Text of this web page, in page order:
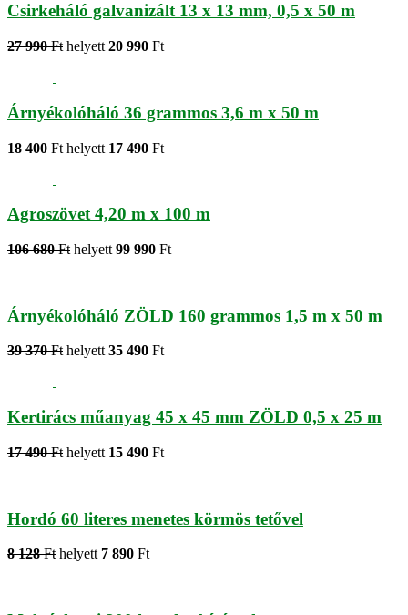
Csirkeháló galvanizált 13 x 13 mm, 0,5 x 50 m
27 990 Ft helyett 20 990 Ft
Árnyékolóháló 36 grammos 3,6 m x 50 m
18 400 Ft helyett 17 490 Ft
Agroszövet 4,20 m x 100 m
106 680 Ft helyett 99 990 Ft
Árnyékolóháló ZÖLD 160 grammos 1,5 m x 50 m
39 370 Fthelyett35 490 Ft
Kertirács műanyag 45 x 45 mm ZÖLD 0,5 x 25 m
17 490 Ft helyett 15 490 Ft
Hordó 60 literes menetes körmös tetővel
8 128 Ft helyett 7 890 Ft